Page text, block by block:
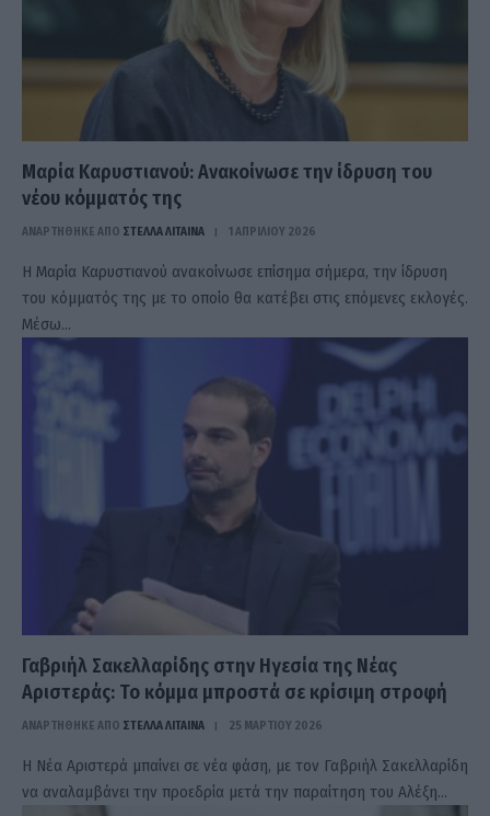
Μαρία Καρυστιανού: Ανακοίνωσε την ίδρυση του
νέου κόμματός της
ΑΝΑΡΤΗΘΗΚΕ ΑΠΟ ΣΤΈΛΛΑ ΛΊΤΑΙΝΑ 1 ΑΠΡΙΛΊΟΥ 2026
Η Μαρία Καρυστιανού ανακοίνωσε επίσημα σήμερα, την ίδρυση
του κόμματός της με το οποίο θα κατέβει στις επόμενες εκλογές.
Μέσω…
Γαβριήλ Σακελλαρίδης στην Ηγεσία της Νέας
Αριστεράς: Το κόμμα μπροστά σε κρίσιμη στροφή
ΑΝΑΡΤΗΘΗΚΕ ΑΠΟ ΣΤΈΛΛΑ ΛΊΤΑΙΝΑ 25 ΜΑΡΤΊΟΥ 2026
Η Νέα Αριστερά μπαίνει σε νέα φάση, με τον Γαβριήλ Σακελλαρίδη
να αναλαμβάνει την προεδρία μετά την παραίτηση του Αλέξη…